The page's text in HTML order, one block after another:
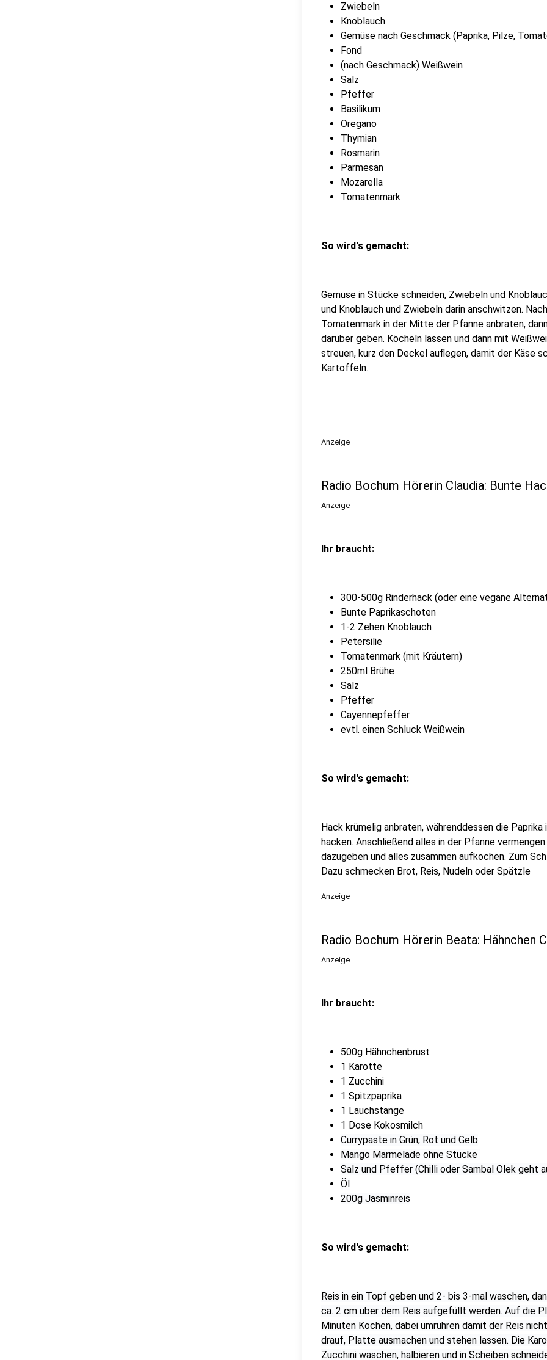
Zwiebeln
Knoblauch
Gemüse nach Geschmack (Paprika, Pilze,
Fond
(nach Geschmack) Weißwein
Salz
Pfeffer
Basilikum
Oregano
Thymian
Rosmarin
Parmesan
Mozarella
Tomatenmark
So wird's gemacht:
Gemüse in Stücke schneiden, Zwiebeln und
und Knoblauch und Zwiebeln darin anschwitzen.
Tomatenmark in der Mitte der Pfanne anbraten,
darüber geben. Köcheln lassen und dann mit
streuen, kurz den Deckel auflegen, damit der Käse
Kartoffeln.
Anzeige
Radio Bochum Hörerin Claudia: Bunte
Anzeige
Ihr braucht:
300-500g Rinderhack (oder eine vegane
Bunte Paprikaschoten
1-2 Zehen Knoblauch
Petersilie
Tomatenmark (mit Kräutern)
250ml Brühe
Salz
Pfeffer
Cayennepfeffer
evtl. einen Schluck Weißwein
So wird's gemacht:
Hack krümelig anbraten, währenddessen die
hacken. Anschließend alles in der Pfanne
dazugeben und alles zusammen aufkochen. Zum
Dazu schmecken Brot, Reis, Nudeln oder Spätzle
Anzeige
Radio Bochum Hörerin Beata: Hähnchen
Anzeige
Ihr braucht:
500g Hähnchenbrust
1 Karotte
1 Zucchini
1 Spitzpaprika
1 Lauchstange
1 Dose Kokosmilch
Currypaste in Grün, Rot und Gelb
Mango Marmelade ohne Stücke
Salz und Pfeffer (Chilli oder Sambal Olek geht
Öl
200g Jasminreis
So wird's gemacht:
Reis in ein Topf geben und 2- bis 3-mal waschen,
ca. 2 cm über dem Reis aufgefüllt werden. Auf die
Minuten Kochen, dabei umrühren damit der Reis
drauf, Platte ausmachen und stehen lassen. Die
Zucchini waschen, halbieren und in Scheiben